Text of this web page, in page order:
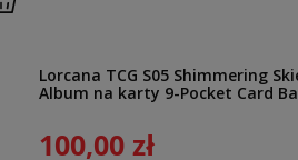
Lorcana TCG S05 Shimmering
Album na karty 9-Pocket Card
100,00 zł